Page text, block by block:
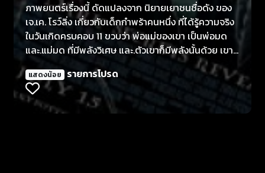
ภาพยนตร์เรื่องนี้ ดัดแปลงจาก นิยายเยาชนชื่อดัง ของ
เจ.เค. โรว์ลิ่ง เกี่ยวกับเด็กกำพร้าคนหนึ่ง ที่ได้รู้ความจริง
ในวันเกิดครบคอบ 11 ขวบว่า พ่อแม่ของเขา เป็นพ่อมด
และ.แม่มด ที่มีพลังวิเศษ และ.ตัวเขาก็มีพลังนั้นด้วย เขา
จึงเดินทางสู่ โรงเรียนพ่อมด ฮอกวอตส์ และ.ได้รู้จักกับ
เพื่อนใหม่ ที่ร่วมกันผจญภัย และ.ชื่นชมความสวยงาม น่า
ประทับใจของโรงเรียน ตลอดจนค้นหา ความสามารถ
พิเศษของตน และ.พบบ้านและ.ครอบครัว ที่เขาไม่เคยมีมา
แสดงน้อย รายการโปรด